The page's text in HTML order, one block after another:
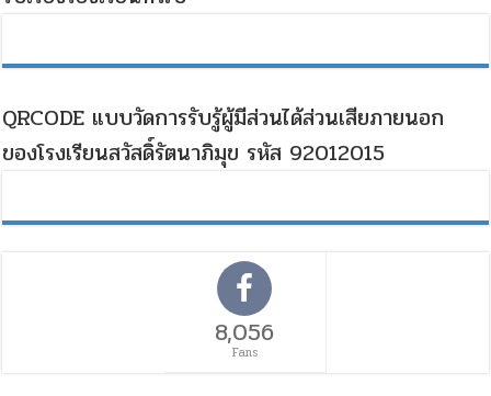
QRCODE แบบวัดการรับรู้ผู้มีส่วนได้ส่วนเสียภายนอก
ของโรงเรียนสวัสดิ์รัตนาภิมุข รหัส 92012015
8,056
Fans